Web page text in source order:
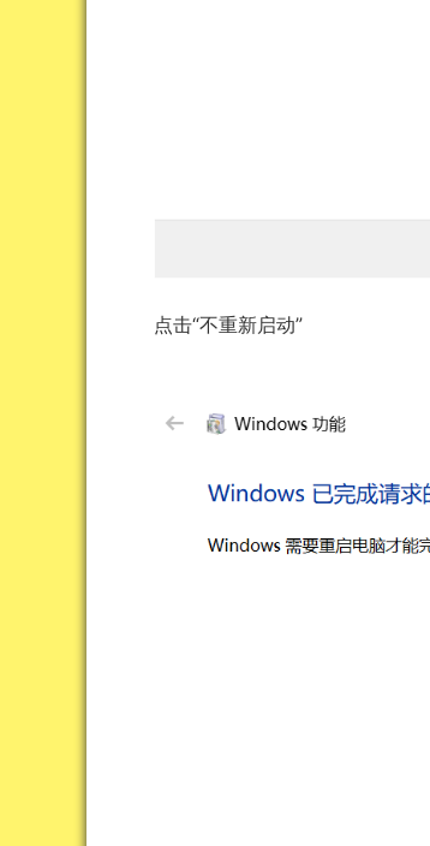
点击“不重新启动”